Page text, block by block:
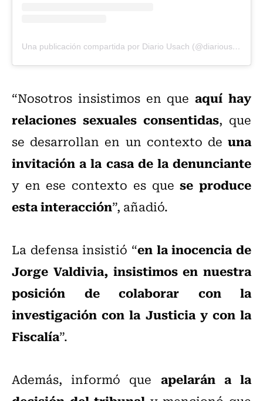
Una publicación compartida por Diario Usach (@diariousach)
“Nosotros insistimos en queaquí hay
relaciones sexuales consentidas, que
se desarrollan en un contexto de una
invitación a la casa de la denunciante
y en ese contexto es quese produce
esta interacción”, añadió.
La defensa insistió “en la inocencia de
Jorge Valdivia, insistimos en nuestra
posición de colaborar con la
investigación con la Justicia y con la
Fiscalía”.
Además, informó que apelarán a la